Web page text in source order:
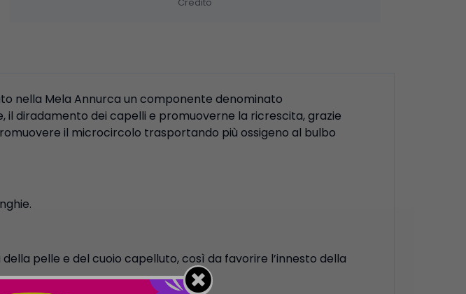
nella Mela Annurca un componente denominato
il diradamento dei capelli e promuoverne la ricrescita, grazie
il microcircolo trasportando più ossigeno al bulbo
pelle e del cuoio capelluto, così da favorire l’innesto della